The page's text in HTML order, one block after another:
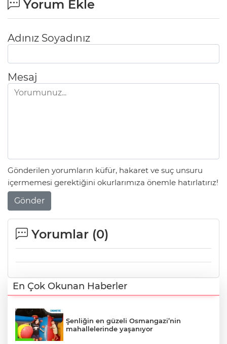
Yorum Ekle
Adınız Soyadınız
Mesaj
Gönderilen yorumların küfür, hakaret ve suç unsuru
içermemesi gerektiğini okurlarımıza önemle hatırlatırız!
Gönder
Yorumlar (0)
En Çok Okunan Haberler
Şenliğin en güzeli Osmangazi’nin
mahallelerinde yaşanıyor